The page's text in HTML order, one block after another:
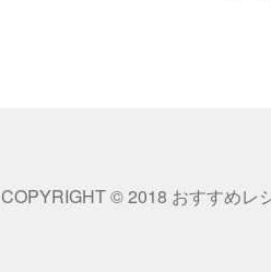
COPYRIGHT © 2018 おすすめレ